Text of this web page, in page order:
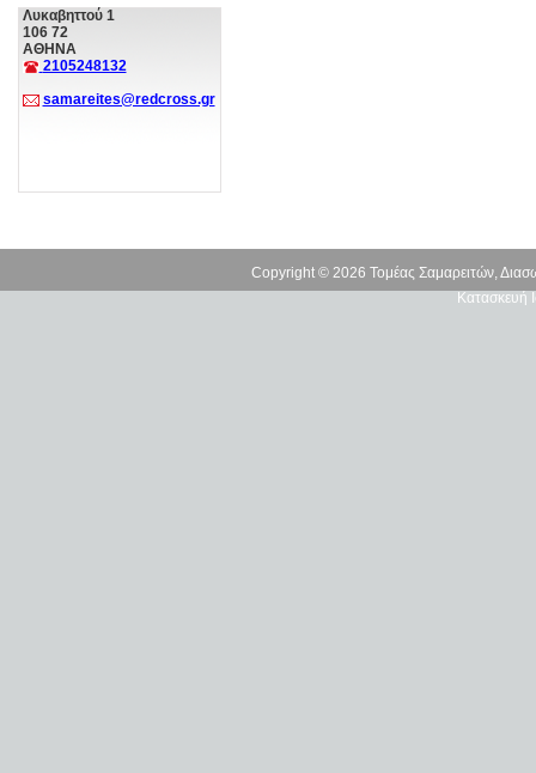
Λυκαβηττού 1
106 72
ΑΘΗΝΑ
2105248132
samareites@redcross.gr
Copyright © 2026 Τομέας Σαμαρειτών,
Κατασκευή